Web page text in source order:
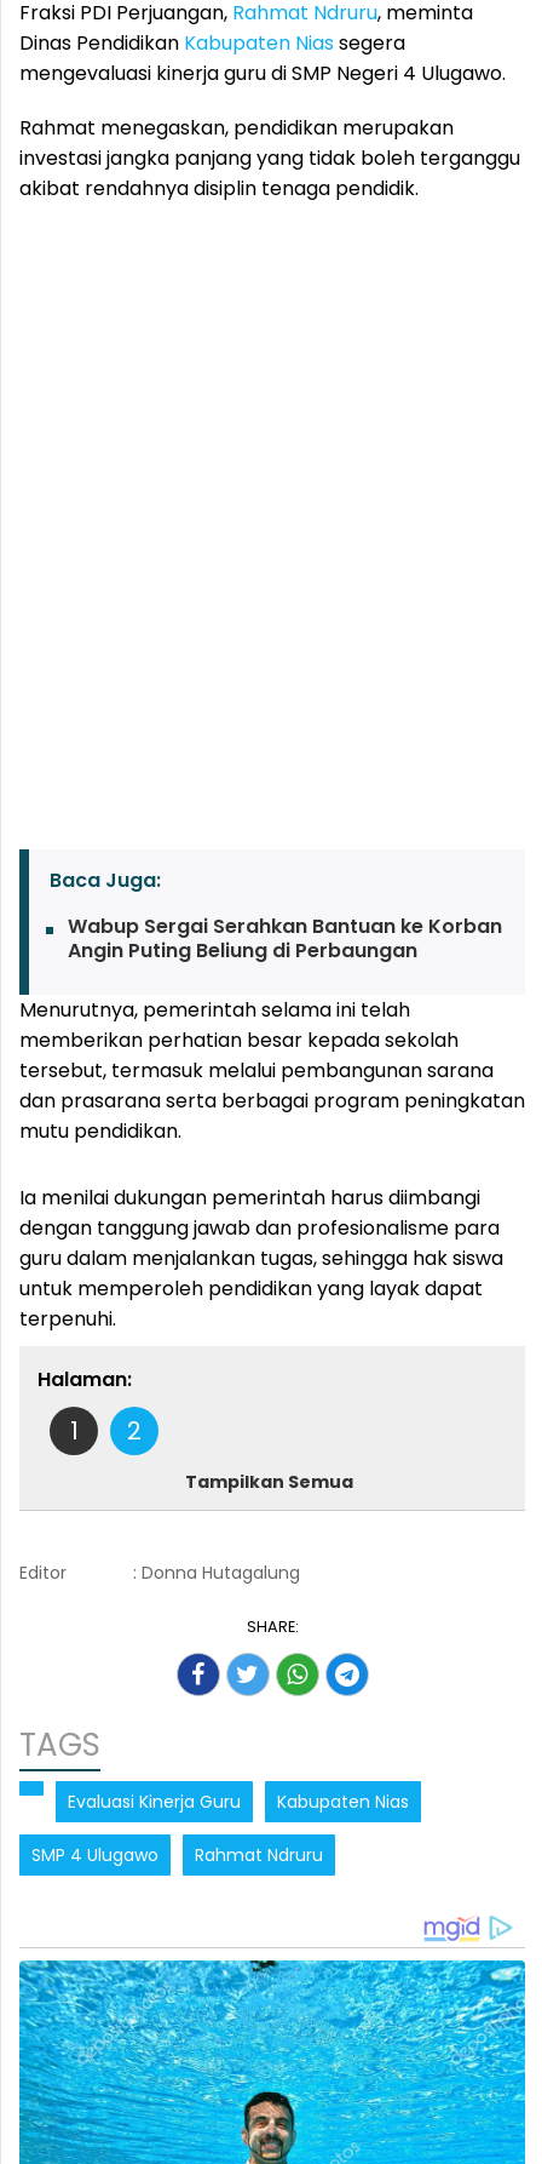
Fraksi PDI Perjuangan, Rahmat Ndruru, meminta
Dinas Pendidikan Kabupaten Niassegera
mengevaluasi kinerja guru di SMP Negeri 4 Ulugawo.
Rahmat menegaskan, pendidikan merupakan
investasi jangka panjang yang tidak boleh terganggu
akibat rendahnya disiplin tenaga pendidik.
Baca Juga:
Wabup Sergai Serahkan Bantuan ke Korban
Angin Puting Beliung di Perbaungan
Menurutnya, pemerintah selama ini telah
memberikan perhatian besar kepada sekolah
tersebut, termasuk melalui pembangunan sarana
dan prasarana serta berbagai program peningkatan
mutu pendidikan.
Ia menilai dukungan pemerintah harus diimbangi
dengan tanggung jawab dan profesionalisme para
guru dalam menjalankan tugas, sehingga hak siswa
untuk memperoleh pendidikan yang layak dapat
terpenuhi.
Halaman:
1 2
Tampilkan Semua
Editor : Donna Hutagalung
SHARE:
TAGS
Evaluasi Kinerja Guru Kabupaten Nias
SMP 4 Ulugawo Rahmat Ndruru